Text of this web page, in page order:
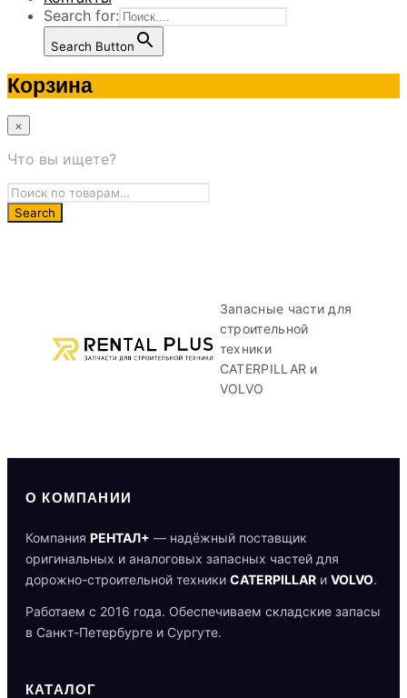
Search for:
Search Button
Корзина
×
Что вы ищете?
Запасные части для
строительной
техники
CATERPILLAR и
VOLVO
О КОМПАНИИ
Компания РЕНТАЛ+ — надёжный поставщик
оригинальных и аналоговых запасных частей для
дорожно-строительной техники CATERPILLAR и VOLVO.
Работаем с 2016 года. Обеспечиваем складские запасы
в Санкт-Петербурге и Сургуте.
КАТАЛОГ